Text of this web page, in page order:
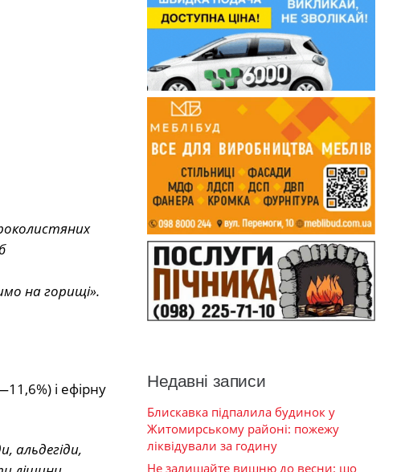
на горищі».
і ефірну
альдегіди,
Недавні записи
Блискавка підпалила будинок у
Житомирському районі: пожежу
ліквідували за годину
Не залишайте вишню до весни: що